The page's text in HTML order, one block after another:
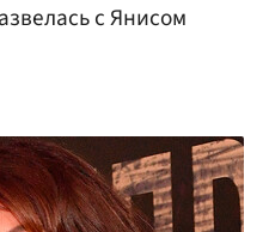
с Янисом